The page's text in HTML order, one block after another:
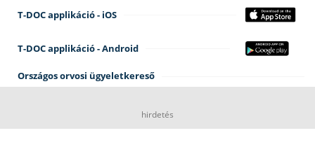
T-DOC applikáció - iOS
T-DOC applikáció - Android
Országos orvosi ügyeletkereső
hirdetés